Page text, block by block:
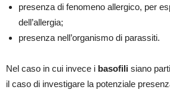
presenza di fenomeno allergico, per
dell’allergia;
presenza nell’organismo di parassiti.
Nel caso in cui invece i basofili siano
il caso di investigare la potenziale